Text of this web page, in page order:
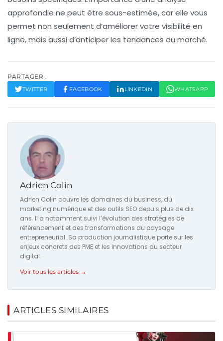
approfondie ne peut être sous-estimée, car elle vous
permet non seulement d’améliorer votre visibilité en
ligne, mais aussi d’anticiper les tendances du marché.
PARTAGER :
TWITTER FACEBOOK LINKEDIN WHATSAPP
Adrien Colin
Adrien Colin couvre les domaines du business, du
marketing numérique et des outils SEO depuis plus de dix
ans. Il a notamment suivi l’évolution des stratégies de
référencement et des transformations du paysage
entrepreneurial. Sa production journalistique porte sur les
enjeux concrets des PME et les innovations du secteur
digital.
Voir tous les articles →
ARTICLES SIMILAIRES